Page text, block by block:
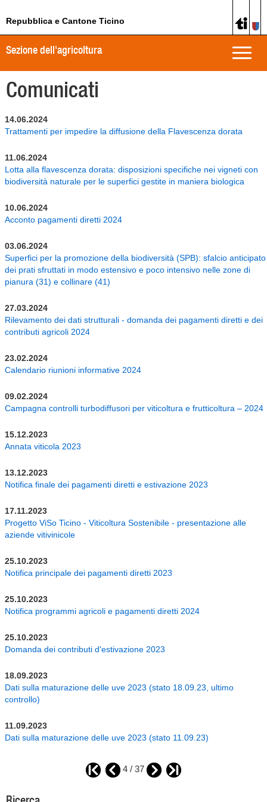
Repubblica e Cantone Ticino
Toggle
Sezione dell'agricoltura
Comunicati
14.06.2024
Trattamenti per impedire la diffusione della Flavescenza dorata
11.06.2024
Lotta alla flavescenza dorata: disposizioni specifiche nei vigneti con
biodiversità naturale per le superfici gestite in maniera biologica
10.06.2024
Acconto pagamenti diretti 2024
03.06.2024
Superfici per la promozione della biodiversità (SPB): sfalcio anticipato
dei prati sfruttati in modo estensivo e poco intensivo nelle zone di
pianura (31) e collinare (41)
27.03.2024
Rilevamento dei dati strutturali - domanda dei pagamenti diretti e dei
contributi agricoli 2024
23.02.2024
Calendario riunioni informative 2024
09.02.2024
Campagna controlli turbodiffusori per viticoltura e frutticoltura – 2024
15.12.2023
Annata viticola 2023
13.12.2023
Notifica finale dei pagamenti diretti e estivazione 2023
17.11.2023
Progetto ViSo Ticino - Viticoltura Sostenibile - presentazione alle
aziende vitivinicole
25.10.2023
Notifica principale dei pagamenti diretti 2023
25.10.2023
Notifica programmi agricoli e pagamenti diretti 2024
25.10.2023
Domanda dei contributi d'estivazione 2023
18.09.2023
Dati sulla maturazione delle uve 2023 (stato 18.09.23, ultimo
controllo)
11.09.2023
Dati sulla maturazione delle uve 2023 (stato 11.09.23)
4 / 37